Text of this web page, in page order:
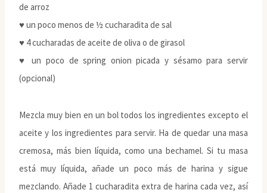
de arroz
♥ un poco menos de ½ cucharadita de sal
♥ 4 cucharadas de aceite de oliva o de girasol
♥ un poco de spring onion picada y sésamo para servir
(opcional)
Mezcla muy bien en un bol todos los ingredientes excepto el
aceite y los ingredientes para servir. Ha de quedar una masa
cremosa, más bien líquida, como una bechamel. Si tu masa
está muy líquida, añade un poco más de harina y sigue
mezclando. Añade 1 cucharadita extra de harina cada vez, así